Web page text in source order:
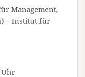
Management,
– Institut für
Uhr